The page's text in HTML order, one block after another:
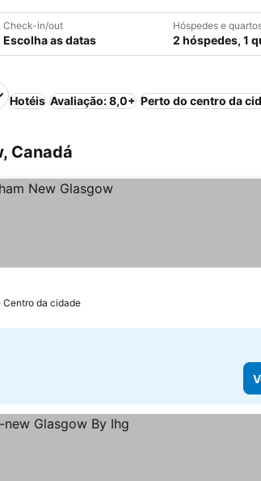
Check-in/out
Escolha as datas
Hóspedes e
2 hóspedes, 1
Hotéis Avaliação: 8,0+ Perto do centro da
Canadá
Centro da cidade